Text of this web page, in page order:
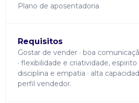
Plano de aposentadoria
Requisitos
Gostar de vender · boa
· flexibilidade e criatividade,
disciplina e empatia · alta
perfil vendedor.